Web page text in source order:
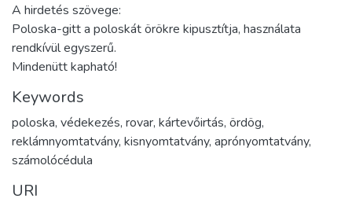
A hirdetés szövege:
Poloska-gitt a poloskát örökre kipusztítja, használata
rendkívül egyszerű.
Mindenütt kapható!
Keywords
poloska, védekezés, rovar, kártevőirtás, ördög,
reklámnyomtatvány, kisnyomtatvány, aprónyomtatvány,
számolócédula
URI